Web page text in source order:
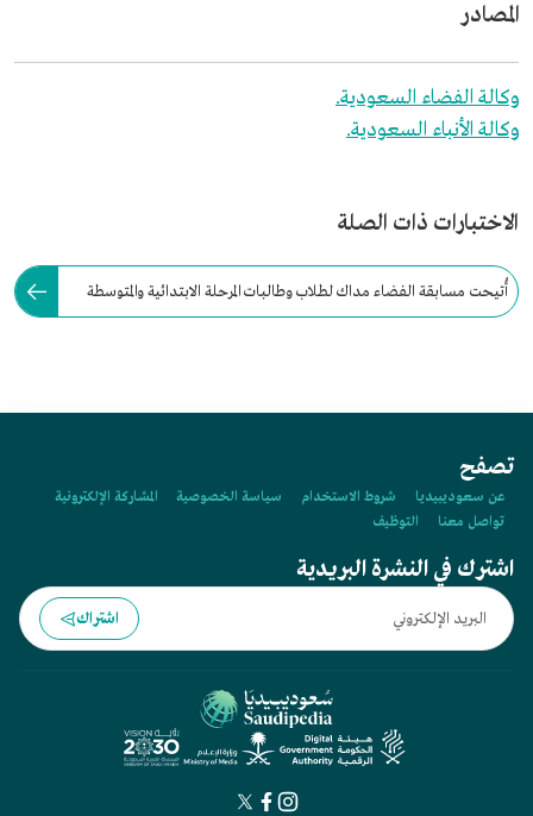
المصادر
وكالة الفضاء السعودية.
وكالة الأنباء السعودية.
الاختبارات ذات الصلة
أُتيحت مسابقة الفضاء مداك لطلاب وطالبات المرحلة الابتدائية والمتوسطة
تصفح
عن سعوديبيديا شروط الاستخدام سياسة الخصوصية
المشاركة الإلكترونية
تواصل معنا
التوظيف
اشترك في النشرة البريدية
اشتراك